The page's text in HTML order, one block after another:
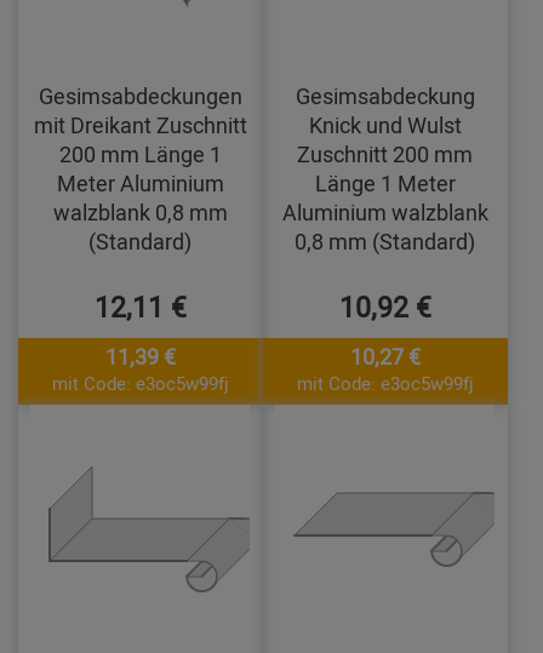
Gesimsabdeckungen
mit Dreikant Zuschnitt
200 mm Länge 1
Meter Aluminium
walzblank 0,8 mm
(Standard)
12,11 €
11,39 €
mit Code: e3oc5w99fj
Gesimsabdeckung
Knick und Wulst
Zuschnitt 200 mm
Länge 1 Meter
Aluminium walzblank
0,8 mm (Standard)
10,92 €
10,27 €
mit Code: e3oc5w99fj